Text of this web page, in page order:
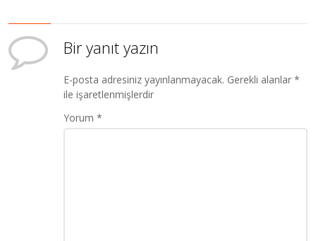
Bir yanıt yazın
E-posta adresiniz yayınlanmayacak. Gerekli alanlar*
ile işaretlenmişlerdir
Yorum*